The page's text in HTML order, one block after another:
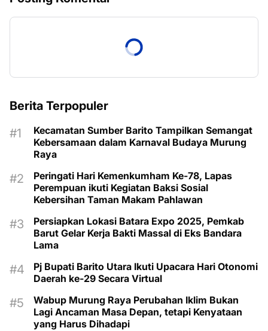
Berita Terpopuler
Kecamatan Sumber Barito Tampilkan Semangat
Kebersamaan dalam Karnaval Budaya Murung
Raya
Peringati Hari Kemenkumham Ke-78, Lapas
Perempuan ikuti Kegiatan Baksi Sosial
Kebersihan Taman Makam Pahlawan
Persiapkan Lokasi Batara Expo 2025, Pemkab
Barut Gelar Kerja Bakti Massal di Eks Bandara
Lama
Pj Bupati Barito Utara Ikuti Upacara Hari Otonomi
Daerah ke-29 Secara Virtual
Wabup Murung Raya Perubahan Iklim Bukan
Lagi Ancaman Masa Depan, tetapi Kenyataan
yang Harus Dihadapi